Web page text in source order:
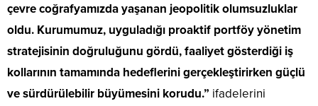
çevre coğrafyamızda yaşanan jeopolitik olumsuzluklar
oldu. Kurumumuz, uyguladığı proaktif portföy yönetim
stratejisinin doğruluğunu gördü, faaliyet gösterdiği iş
kollarının tamamında hedeflerini gerçekleştirirken güçlü
ve sürdürülebilir büyümesini korudu.” ifadelerini